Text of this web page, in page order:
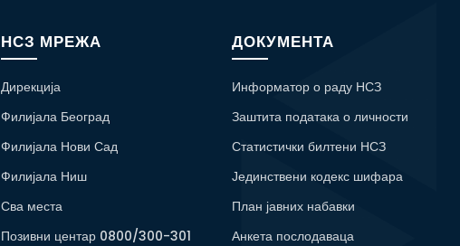
НСЗ МРЕЖА
Дирекција
Филијала Београд
Филијала Нови Сад
Филијала Ниш
Сва места
Позивни центар 0800/300-301
ДОКУМЕНТА
Информатор о раду НСЗ
Заштита података о личности
Статистички билтени НСЗ
Јединствени кодекс шифара
План јавних набавки
Анкета послодаваца